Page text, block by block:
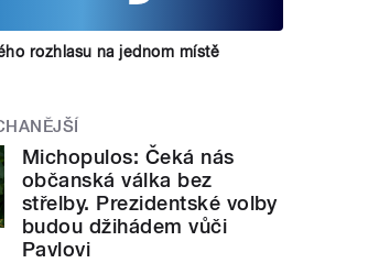
rozhlasu na jednom místě
Michopulos: Čeká nás
občanská válka bez
střelby. Prezidentské volby
budou džihádem vůči
Pavlovi